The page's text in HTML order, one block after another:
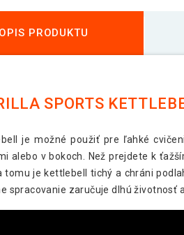
PRODUKTU
SPORTS
je možné použiť pre ľahké
alebo v bokoch. Než prejdete k
tomu je kettlebell tichý a chráni
spracovanie zaručuje dlhú životnosť